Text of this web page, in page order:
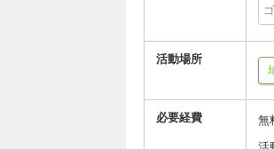
活動場所
必要経費
無